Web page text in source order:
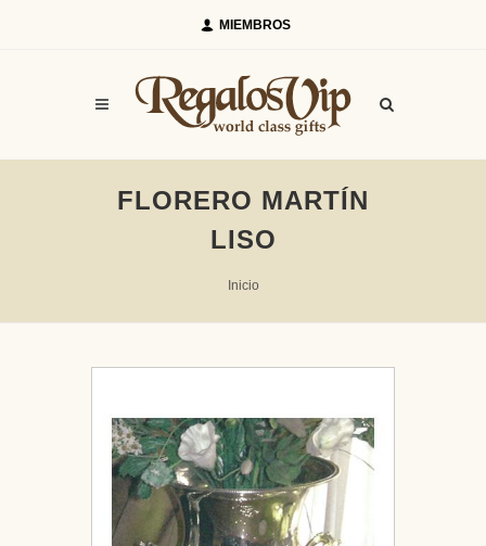
MIEMBROS
FLORERO MARTÍN
LISO
Inicio